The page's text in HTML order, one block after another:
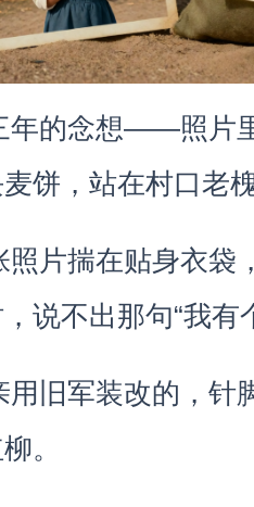
年的念想——照片
饼，站在村口老
照片揣在贴身衣袋
说不出那句“我有
用旧军装改的，针
。